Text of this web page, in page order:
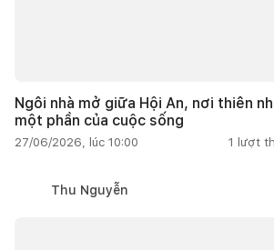
Ngôi nhà mở giữa Hội An, nơi thiên
một phần của cuộc sống
27/06/2026, lúc 10:00 1 lượt
Thu Nguyễn